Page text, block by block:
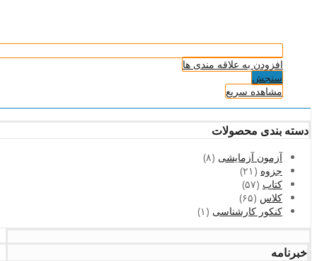
افزودن به علاقه مندی ها
سنجش
مشاهده سریع
دسته بندی محصولات
آزمون آزمایشی (۸)
جزوه (۲۱)
کتاب (۵۷)
کلاس (۶۵)
کنکور کارشناسی (۱)
خبرنامه